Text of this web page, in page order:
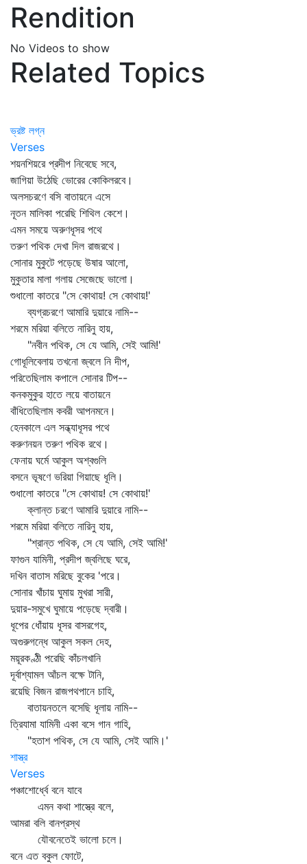
Rendition
No Videos to show
Related Topics
ভ্রষ্ট লগ্ন
Verses
শয়নশিয়রে প্রদীপ নিবেছে সবে,
জাগিয়া উঠেছি ভোরের কোকিলরবে।
অলসচরণে বসি বাতায়নে এসে
নূতন মালিকা পরেছি শিথিল কেশে।
এমন সময়ে অরুণধূসর পথে
তরুণ পথিক দেখা দিল রাজরথে।
সোনার মুকুটে পড়েছে উষার আলো,
মুকুতার মালা গলায় সেজেছে ভালো।
শুধালো কাতরে "সে কোথায়! সে কোথায়!'
ব্যগ্রচরণে আমারি দুয়ারে নামি--
শরমে মরিয়া বলিতে নারিনু হায়,
"নবীন পথিক, সে যে আমি, সেই আমি!'
গোধূলিবেলায় তখনো জ্বলে নি দীপ,
পরিতেছিলাম কপালে সোনার টিপ--
কনকমুকুর হাতে লয়ে বাতায়নে
বাঁধিতেছিলাম কবরী আপনমনে।
হেনকালে এল সন্ধ্যাধূসর পথে
করুণনয়ন তরুণ পথিক রথে।
ফেনায় ঘর্মে আকুল অশ্বগুলি
বসনে ভূষণে ভরিয়া গিয়াছে ধূলি।
শুধালো কাতরে "সে কোথায়! সে কোথায়!'
ক্লান্ত চরণে আমারি দুয়ারে নামি--
শরমে মরিয়া বলিতে নারিনু হায়,
"শ্রান্ত পথিক, সে যে আমি, সেই আমি!'
ফাগুন যামিনী, প্রদীপ জ্বলিছে ঘরে,
দখিন বাতাস মরিছে বুকের 'পরে।
সোনার খাঁচায় ঘুমায় মুখরা সারী,
দুয়ার-সমুখে ঘুমায়ে পড়েছে দ্বারী।
ধূপের ধোঁয়ায় ধূসর বাসরগেহ,
অগুরুগন্ধে আকুল সকল দেহ,
ময়ূরকণ্ঠী পরেছি কাঁচলখানি
দূর্বাশ্যামল আঁচল বক্ষে টানি,
রয়েছি বিজন রাজপথপানে চাহি,
বাতায়নতলে বসেছি ধূলায় নামি--
ত্রিযামা যামিনী একা বসে গান গাহি,
"হতাশ পথিক, সে যে আমি, সেই আমি।'
শাস্ত্র
Verses
পঞ্চাশোর্ধ্বে বনে যাবে
এমন কথা শাস্ত্রে বলে,
আমরা বলি বানপ্রস্থ
যৌবনেতেই ভালো চলে।
বনে এত বকুল ফোটে,